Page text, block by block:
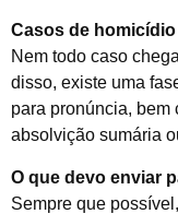
Casos de
Nem todo caso
disso, existe uma
para pronúncia, bem
absolvição sumária
O que devo enviar
Sempre que